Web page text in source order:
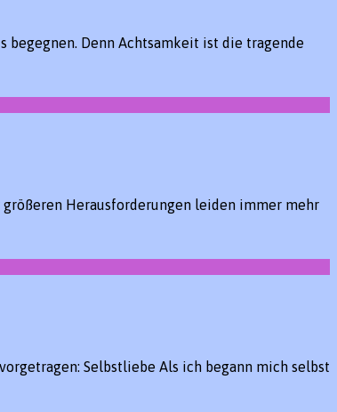
Denn Achtsamkeit ist die tragende
Herausforderungen leiden immer mehr
Selbstliebe Als ich begann mich selbst